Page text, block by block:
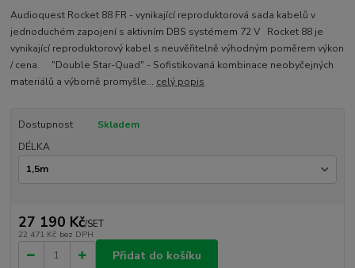
Audioquest Rocket 88 FR - vynikající reproduktorová sada kabelů v
jednoduchém zapojení s aktivním DBS systémem 72 V Rocket 88 je
vynikající reproduktorový kabel s neuvěřitelně výhodným poměrem výkon
/ cena. "Double Star-Quad" - Sofistikovaná kombinace neobyčejných
materiálů a výborně promyšle... celý popis
Dostupnost
Skladem
DÉLKA
27 190 Kč/SET
22 471 Kč bez DPH
Přidat do košíku